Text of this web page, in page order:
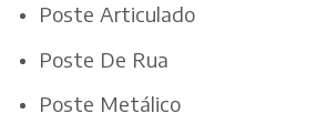
Poste Articulado
Poste De Rua
Poste Metálico